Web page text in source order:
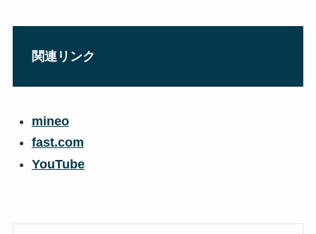
関連リンク
mineo
fast.com
YouTube